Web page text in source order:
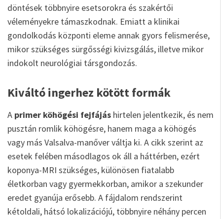
döntések többnyire esetsorokra és szakértői
véleményekre támaszkodnak. Emiatt a klinikai
gondolkodás központi eleme annak gyors felismerése,
mikor szükséges sürgősségi kivizsgálás, illetve mikor
indokolt neurológiai társgondozás.
Kiváltó ingerhez kötött formák
A primer köhögési fejfájás hirtelen jelentkezik, és nem
pusztán romlik köhögésre, hanem maga a köhögés
vagy más Valsalva-manőver váltja ki. A cikk szerint az
esetek felében másodlagos ok áll a háttérben, ezért
koponya-MRI szükséges, különösen fiatalabb
életkorban vagy gyermekkorban, amikor a szekunder
eredet gyanúja erősebb. A fájdalom rendszerint
kétoldali, hátsó lokalizációjú, többnyire néhány percen